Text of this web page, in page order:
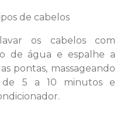
de cabelos
os cabelos com
de água e espalhe a
pontas, massageando
de 5 a 10 minutos e